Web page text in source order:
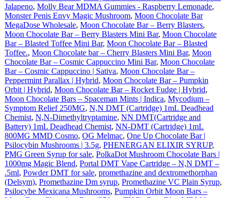
Jalapeno, Molly Bear MDMA Gummies - Raspberry Lemonade,
Monster Penis Envy Magic Mushroom, Moon Chocolate Bar
MegaDose Wholesale, Moon Chocolate Bar – Berry Blasters,
Moon Chocolate Bar – Berry Blasters Mini Bar, Moon Chocolate
Bar – Blasted Toffee Mini Bar, Moon Chocolate Bar – Blasted
Toffee., Moon Chocolate bar – Cherry Blasters Mini Bar, Moon
Chocolate Bar – Cosmic Cappuccino Mini Bar, Moon Chocolate
Bar – Cosmic Cappuccino | Sativa, Moon Chocolate Bar –
Peppermint Parallax | Hybrid, Moon Chocolate Bar – Pumpkin
Orbit | Hybrid, Moon Chocolate Bar – Rocket Fudge | Hybrid,
Moon Chocolate Bars – Spaceman Mints | Indica, Mycodium –
Symptom Relief 250MG, N,N DMT (Cartridge) 1mL Deadhead
Chemist, N,N-Dimethyltryptamine, NN DMT(Cartridge and
Battery) 1mL Deadhead Chemist, NN-DMT (Cartridge) 1mL
800MG MMD Cosmo, OG Melmac, One Up Chocolate Bar |
Psilocybin Mushrooms | 3.5g, PHENERGAN ELIXIR SYRUP,
PMG Green Syrup for sale, PolkaDot Mushroom Chocolate Bars |
1000mg Magic Blend, Portal DMT Vape Cartridge – N,N DMT –
.5ml, Powder DMT for sale, promethazine and dextromethorphan
(Delsym), Promethazine Dm syrup, Promethazine VC Plain Syrup,
Psilocybe Mexicana Mushrooms, Pumpkin Orbit Moon Bars –